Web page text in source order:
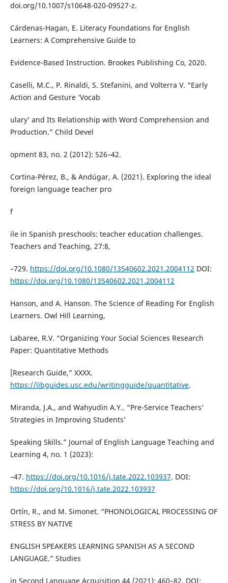
doi.org/10.1007/s10648-020-09527-z.
Cárdenas-Hagan, E. Literacy Foundations for English
Learners: A Comprehensive Guide to
Evidence-Based Instruction. Brookes Publishing Co, 2020.
Caselli, M.C., P. Rinaldi, S. Stefanini, and Volterra V. “Early
Action and Gesture ‘Vocab
ulary’ and Its Relationship with Word Comprehension and
Production.” Child Devel
opment 83, no. 2 (2012): 526–42.
Cortina-Pérez, B., & Andúgar, A. (2021). Exploring the ideal
foreign language teacher pro
f
ile in Spanish preschools: teacher education challenges.
Teachers and Teaching, 27:8,
–729. https://doi.org/10.1080/13540602.2021.2004112 DOI:
https://doi.org/10.1080/13540602.2021.2004112
Hanson, and A. Hanson. The Science of Reading For English
Learners. Owl Hill Learning,
Labaree, R.V. “Organizing Your Social Sciences Research
Paper: Quantitative Methods
[Research Guide,” XXXX.
https://libguides.usc.edu/writingguide/quantitative.
Miranda, J.A., and Wahyudin A.Y.. “Pre-Service Teachers’
Strategies in Improving Students’
Speaking Skills.” Journal of English Language Teaching and
Learning 4, no. 1 (2023):
–47. https://doi.org/10.1016/j.tate.2022.103937. DOI:
https://doi.org/10.1016/j.tate.2022.103937
Ortín, R., and M. Simonet. “PHONOLOGICAL PROCESSING OF
STRESS BY NATIVE
ENGLISH SPEAKERS LEARNING SPANISH AS A SECOND
LANGUAGE.” Studies
in Second Language Acquisition 44 (2021): 460–82. DOI: